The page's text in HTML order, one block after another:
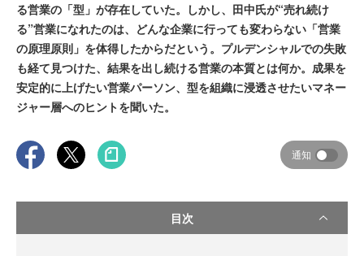
る営業の「型」が存在していた。しかし、田中氏が“売れ続け
る”営業になれたのは、どんな企業に行っても変わらない「営業
の原理原則」を体得したからだという。プルデンシャルでの失敗
も経て見つけた、結果を出し続ける営業の本質とは何か。成果を
安定的に上げたい営業パーソン、型を組織に浸透させたいマネー
ジャー層へのヒントを聞いた。
通知
目次